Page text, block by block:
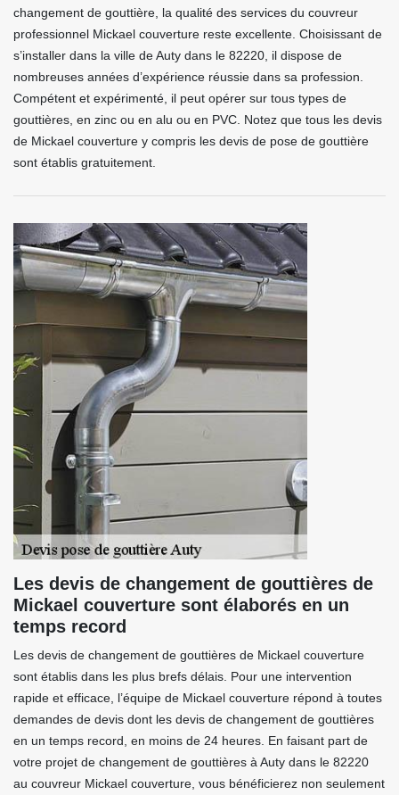
changement de gouttière, la qualité des services du couvreur
professionnel Mickael couverture reste excellente. Choisissant de
s’installer dans la ville de Auty dans le 82220, il dispose de
nombreuses années d’expérience réussie dans sa profession.
Compétent et expérimenté, il peut opérer sur tous types de
gouttières, en zinc ou en alu ou en PVC. Notez que tous les devis
de Mickael couverture y compris les devis de pose de gouttière
sont établis gratuitement.
Les devis de changement de gouttières de
Mickael couverture sont élaborés en un
temps record
Les devis de changement de gouttières de Mickael couverture
sont établis dans les plus brefs délais. Pour une intervention
rapide et efficace, l’équipe de Mickael couverture répond à toutes
demandes de devis dont les devis de changement de gouttières
en un temps record, en moins de 24 heures. En faisant part de
votre projet de changement de gouttières à Auty dans le 82220
au couvreur Mickael couverture, vous bénéficierez non seulement